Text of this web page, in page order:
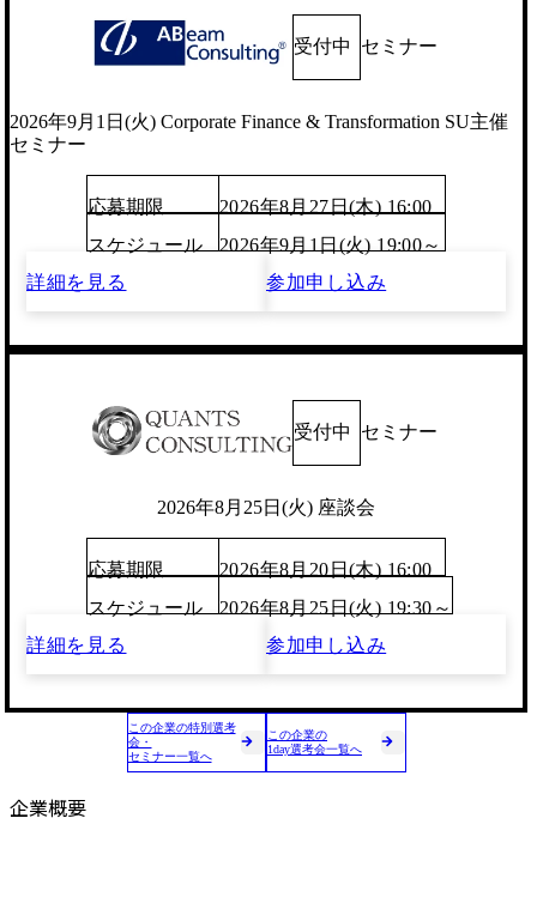
受付中 セミナー
2026年9月1日(火) Corporate Finance & Transformation SU主催
セミナー
応募期限
2026年8月27日(木) 16:00
スケジュール
2026年9月1日(火) 19:00～
詳細を見る
参加申し込み
受付中 セミナー
2026年8月25日(火) 座談会
応募期限
2026年8月20日(木) 16:00
スケジュール
2026年8月25日(火) 19:30～
詳細を見る
参加申し込み
この企業の特別選考
会・
セミナー一覧へ
この企業の
1day選考会一覧へ
企業概要